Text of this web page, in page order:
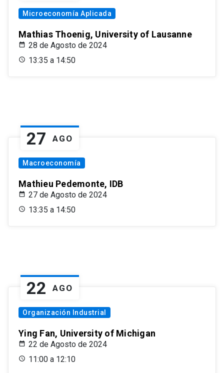
Microeconomía Aplicada
Mathias Thoenig, University of Lausanne
28 de Agosto de 2024
13:35 a 14:50
27 AGO
Macroeconomía
Mathieu Pedemonte, IDB
27 de Agosto de 2024
13:35 a 14:50
22 AGO
Organización Industrial
Ying Fan, University of Michigan
22 de Agosto de 2024
11:00 a 12:10